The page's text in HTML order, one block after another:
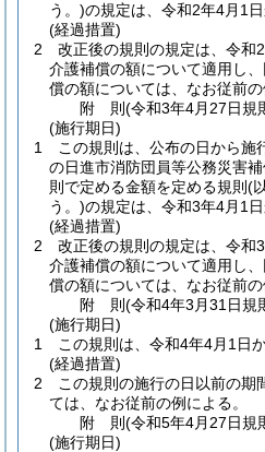
う。)の規定は、令和2年4月1日
(経過措置)
2
改正後の規則の規定は、令和
介護補償の額について適用し
償の額については、なお従前の
附 則(令和3年4月27日規
(施行期日)
1
この規則は、公布の日から施
の日進市消防団員等公務災害
則で定める金額を定める規則 (
う。)の規定は、令和3年4月1日
(経過措置)
2
改正後の規則の規定は、令和
介護補償の額について適用し
償の額については、なお従前の
附 則(令和4年3月31日規
(施行期日)
1
この規則は、令和4年4月1日
(経過措置)
2
この規則の施行の日以前の期
ては、なお従前の例による。
附 則(令和5年4月27日規
(施行期日)